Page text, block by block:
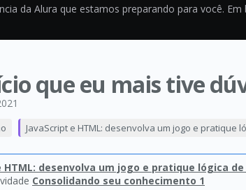
da Alura que estamos preparando para você.
que eu mais tive
JavaScript e HTML: desenvolva um jogo e pratique
HTML: desenvolva um jogo e pratique lógica
Consolidando seu conhecimento 1